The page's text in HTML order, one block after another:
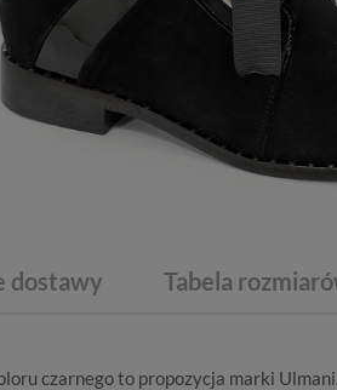
dostawy Tabela
czarnego to propozycja marki Ulmani